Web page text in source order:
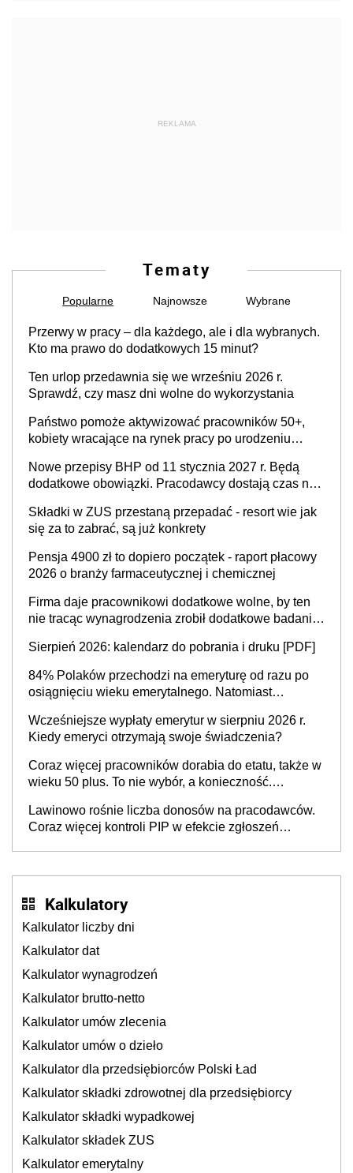
REKLAMA
Tematy
Popularne Najnowsze Wybrane
Przerwy w pracy – dla każdego, ale i dla wybranych.
Kto ma prawo do dodatkowych 15 minut?
Ten urlop przedawnia się we wrześniu 2026 r.
Sprawdź, czy masz dni wolne do wykorzystania
Państwo pomoże aktywizować pracowników 50+,
kobiety wracające na rynek pracy po urodzeniu
neuroatypowe. Powstanie Fundusz na rzecz
Inkluzywności w Zatrudnianiu?
Nowe przepisy BHP od 11 stycznia 2027 r. Będą
dodatkowe obowiązki. Pracodawcy dostają czas na
Składki w ZUS przestaną przepadać - resort wie jak
się za to zabrać, są już konkrety
Pensja 4900 zł to dopiero początek - raport płacowy
2026 o branży farmaceutycznej i chemicznej
Firma daje pracownikowi dodatkowe wolne, by ten
nie tracąc wynagrodzenia zrobił dodatkowe badania.
Sierpień 2026: kalendarz do pobrania i druku [PDF]
84% Polaków przechodzi na emeryturę od razu po
osiągnięciu wieku emerytalnego. Natomiast
stanie? Pracownicy 45+ to siła napędowa
gospodarki
Wcześniejsze wypłaty emerytur w sierpniu 2026 r.
Kiedy emeryci otrzymają swoje świadczenia?
Coraz więcej pracowników dorabia do etatu, także w
wieku 50 plus. To nie wybór, a konieczność.
Lawinowo rośnie liczba donosów na pracodawców.
Coraz więcej kontroli PIP w efekcie zgłoszeń
Kalkulatory
Kalkulator liczby dni
Kalkulator dat
Kalkulator wynagrodzeń
Kalkulator brutto-netto
Kalkulator umów zlecenia
Kalkulator umów o dzieło
Kalkulator dla przedsiębiorców Polski Ład
Kalkulator składki zdrowotnej dla przedsiębiorcy
Kalkulator składki wypadkowej
Kalkulator składek ZUS
Kalkulator emerytalny